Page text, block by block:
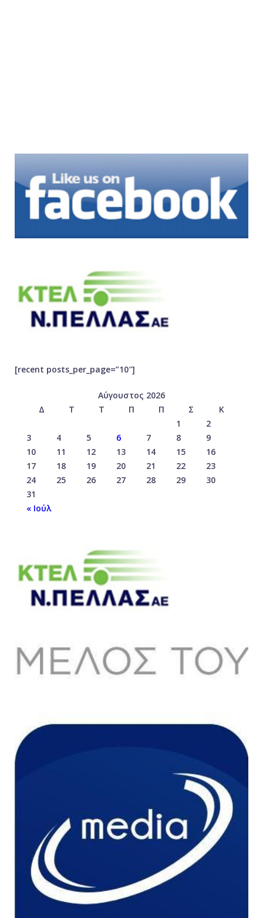
[recent posts_per_page=”10″]
Αύγουστος 2026
Δ
Τ Τ Π Π Σ
Κ
1
2
3
4 5 6 7 8
9
10
11 12 13 14 15
16
17
18 19 20 21 22
23
24
25 26 27 28 29
30
31
« Ιούλ